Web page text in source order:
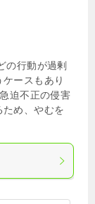
の行動が過剰
ースもあり
迫不正の侵害
め、やむを